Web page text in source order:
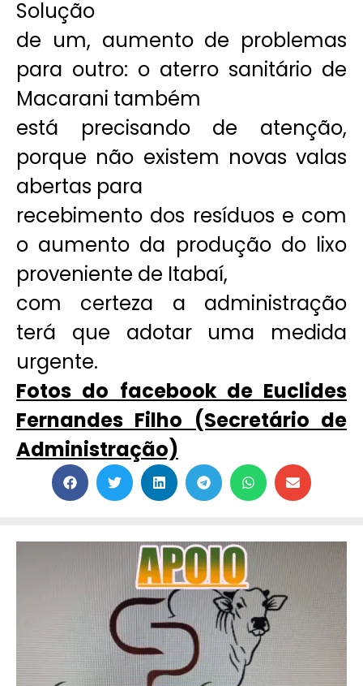
Solução
de um, aumento de problemas
para outro: o aterro sanitário de
Macarani também
está precisando de atenção,
porque não existem novas valas
abertas para
recebimento dos resíduos e com
o aumento da produção do lixo
proveniente de Itabaí,
com certeza a administração
terá que adotar uma medida
urgente.
Fotos do facebook de Euclides
Fernandes Filho (Secretário de
Administração)